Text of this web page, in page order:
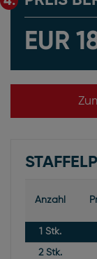
EUR
Anzahl
1 Stk.
2Stk.